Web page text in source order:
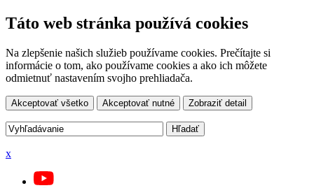
Táto web stránka používá cookies
Na zlepšenie našich služieb používame cookies. Prečítajte si
informácie o tom, ako používame cookies a ako ich môžete
odmietnuť nastavením svojho prehliadača.
Akceptovať všetko Akceptovať nutné Zobraziť detail
x